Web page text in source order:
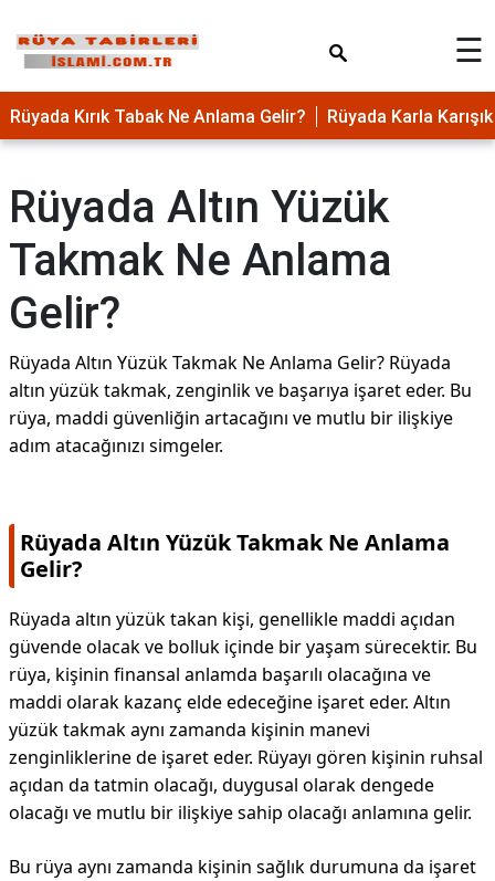
☰
Rüyada Kırık Tabak Ne Anlama Gelir? Rüyada Karla
Rüyada Altın Yüzük
Takmak Ne Anlama
Gelir?
Rüyada Altın Yüzük Takmak Ne Anlama Gelir? Rüyada
altın yüzük takmak, zenginlik ve başarıya işaret eder. Bu
rüya, maddi güvenliğin artacağını ve mutlu bir ilişkiye
adım atacağınızı simgeler.
Rüyada Altın Yüzük Takmak Ne Anlama
Gelir?
Rüyada altın yüzük takan kişi, genellikle maddi açıdan
güvende olacak ve bolluk içinde bir yaşam sürecektir. Bu
rüya, kişinin finansal anlamda başarılı olacağına ve
maddi olarak kazanç elde edeceğine işaret eder. Altın
yüzük takmak aynı zamanda kişinin manevi
zenginliklerine de işaret eder. Rüyayı gören kişinin ruhsal
açıdan da tatmin olacağı, duygusal olarak dengede
olacağı ve mutlu bir ilişkiye sahip olacağı anlamına gelir.
Bu rüya aynı zamanda kişinin sağlık durumuna da işaret